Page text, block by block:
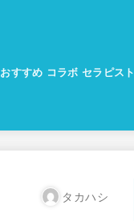
おすすめ コラボ セラピスト
タカハシ